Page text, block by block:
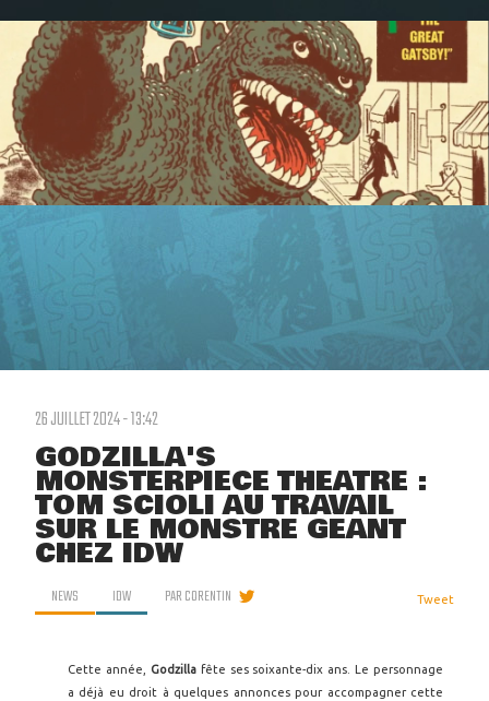
26 JUILLET 2024 - 13:42
GODZILLA'S
MONSTERPIECE THEATRE :
TOM SCIOLI AU TRAVAIL
SUR LE MONSTRE GÉANT
CHEZ IDW
NEWS IDW PARCORENTIN Tweet
Cette année, Godzillafête ses soixante-dix ans. Le personnage
a déjà eu droit à quelques annonces pour accompagner cette